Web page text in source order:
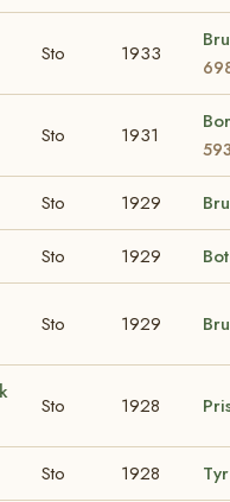
Sto 1933
Sto 1931
Sto 1929
Sto 1929
Sto 1929
Sto 1928
Sto 1928